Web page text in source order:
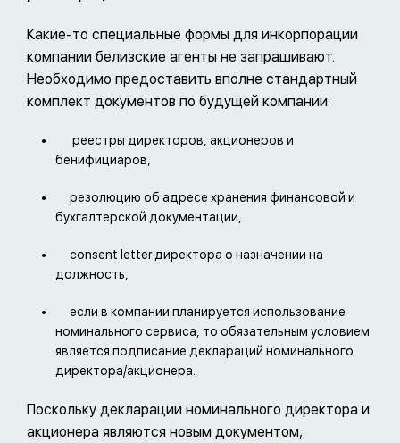
Какие-то специальные формы для инкорпорации
компании белизские агенты не запрашивают.
Необходимо предоставить вполне стандартный
комплект документов по будущей компании:
реестры директоров, акционеров и
бенифициаров,
резолюцию об адресе хранения финансовой и
бухгалтерской документации,
consent letter директора о назначении на
должность,
если в компании планируется использование
номинального сервиса, то обязательным условием
является подписание деклараций номинального
директора/акционера.
Поскольку декларации номинального директора и
акционера являются новым документом,